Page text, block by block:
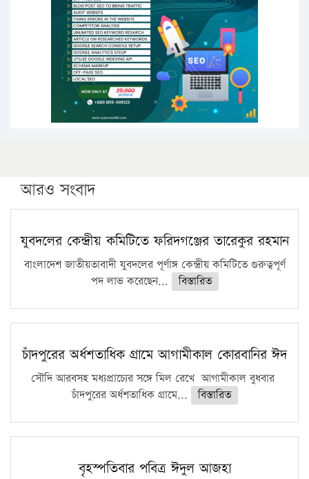
সারা দেশে বজ্রাঘাতে ১৪ জনের প্রাণহানি
কঠোর হচ্ছে এসএসসি ও এইচএসসি পরীক্ষা
ফরিদগঞ্জে আগুনে পুড়লো ৬ ব্যবসা প্রতিষ্ঠান
আরও সংবাদ
যুবদলের কেন্দ্রীয় কমিটিতে ফরিদগঞ্জের তারেকুর রহমান
বাংলাদেশ জাতীয়তাবাদী যুবদলের পূর্ণাঙ্গ কেন্দ্রীয় কমিটিতে গুরুত্বপূর্ণ
পদ লাভ করেছেন...
বিস্তারিত
চাঁদপুরের অর্ধশতাধিক গ্রামে আগামীকাল কোরবানির ঈদ
সৌদি আরবসহ মধ্যপ্রাচ্যের সঙ্গে মিল রেখে আগামীকাল বুধবার
চাঁদপুরের অর্ধশতাধিক গ্রামে...
বিস্তারিত
বৃহস্পতিবার পবিত্র ঈদুল আজহা